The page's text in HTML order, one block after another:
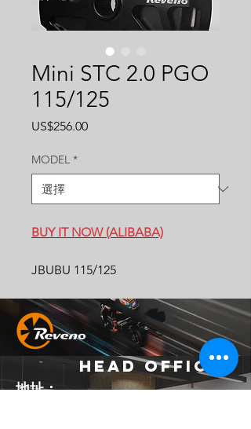
Mini STC 2.0 PGO
115/125
US$256.00價
MODEL *
BUY IT NOW (ALIBABA)
JBUBU 115/125
Head Office
地址：